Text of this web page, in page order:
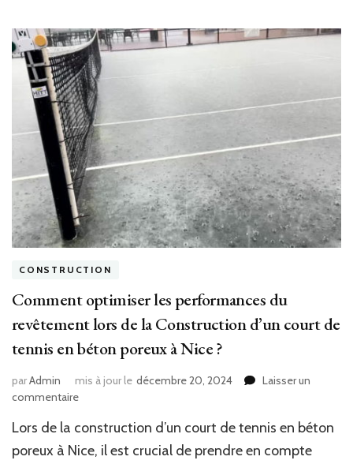
tennis
en
béton
poreux
à
Nice
?
CONSTRUCTION
Comment optimiser les performances du
revêtement lors de la Construction d’un court de
tennis en béton poreux à Nice ?
parAdmin mis à jour le décembre 20, 2024
Laisser un
commentairesur
optimiser
les
Lors de la construction d’un court de tennis en béton
poreux à Nice, il est crucial de prendre en compte